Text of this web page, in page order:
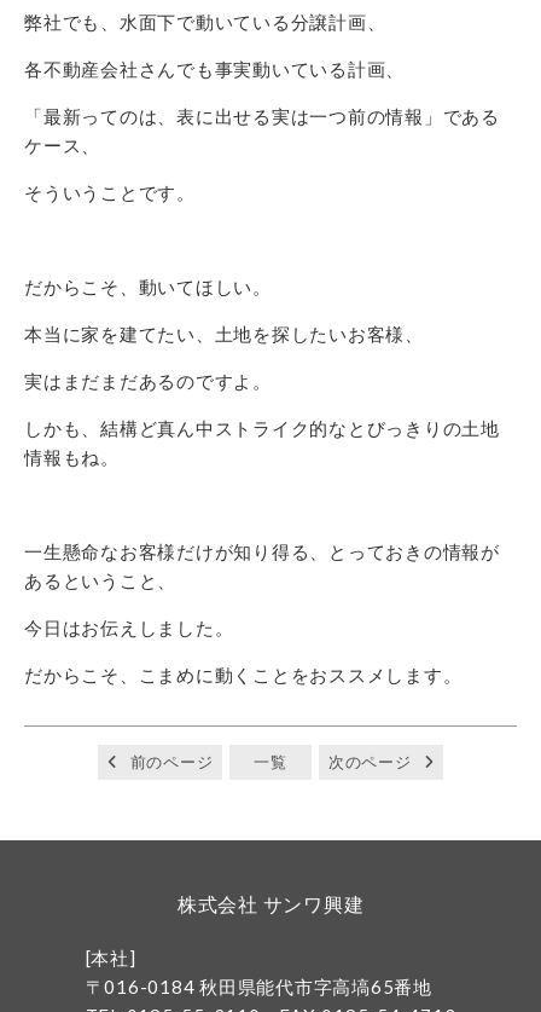
弊社でも、水面下で動いている分譲計画、
各不動産会社さんでも事実動いている計画、
「最新ってのは、表に出せる実は一つ前の情報」である
ケース、
そういうことです。
だからこそ、動いてほしい。
本当に家を建てたい、土地を探したいお客様、
実はまだまだあるのですよ。
しかも、結構ど真ん中ストライク的なとびっきりの土地
情報もね。
一生懸命なお客様だけが知り得る、とっておきの情報が
あるということ、
今日はお伝えしました。
だからこそ、こまめに動くことをおススメします。
前のページ 一覧 次のページ
株式会社 サンワ興建
[本社]
〒016-0184 秋田県能代市字高塙65番地